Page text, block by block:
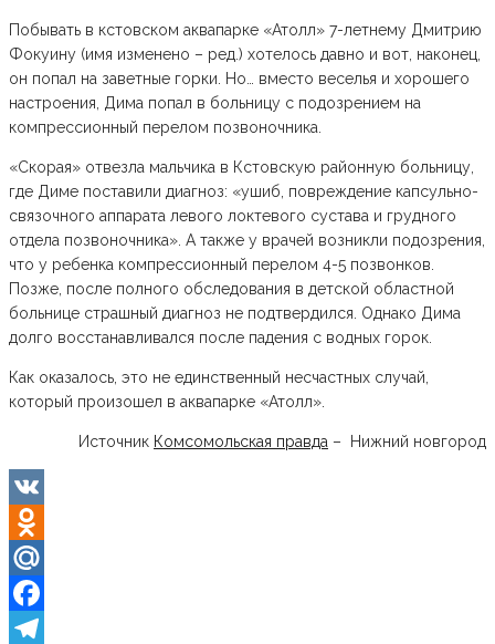
Побывать в кстовском аквапарке «Атолл» 7-летнему Дмитрию
Фокуину (имя изменено – ред.) хотелось давно и вот, наконец,
он попал на заветные горки. Но… вместо веселья и хорошего
настроения, Дима попал в больницу с подозрением на
компрессионный перелом позвоночника.
«Скорая» отвезла мальчика в Кстовскую районную больницу,
где Диме поставили диагноз: «ушиб, повреждение капсульно-
связочного аппарата левого локтевого сустава и грудного
отдела позвоночника». А также у врачей возникли подозрения,
что у ребенка компрессионный перелом 4-5 позвонков.
Позже, после полного обследования в детской областной
больнице страшный диагноз не подтвердился. Однако Дима
долго восстанавливался после падения с водных горок.
Как оказалось, это не единственный несчастных случай,
который произошел в аквапарке «Атолл».
Источник Комсомольская правда – Нижний новгород
VK
Odnoklassniki
Mail.Ru
Facebook